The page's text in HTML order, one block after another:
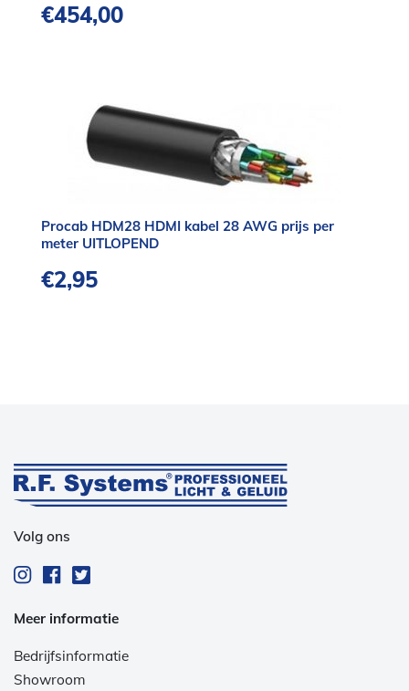
€454,00
Procab HDM28 HDMI kabel 28 AWG prijs per
meter UITLOPEND
€2,95
Volg ons
Meer informatie
Bedrijfsinformatie
Showroom